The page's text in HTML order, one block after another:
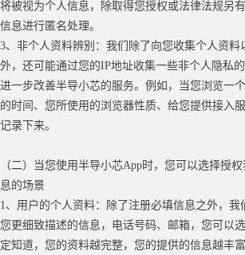
将被视为个人信息，除取得您授权或法律法规另
信息进行匿名处理。
3、非个人资料辨别：我们除了向您收集个人资料
外，还可能通过您的IP地址收集一些非个人隐私
进一步改善半导小芯的服务。例如，当您浏览一
的时间、您所使用的浏览器性质、给您提供接入
记录下来。
（二）当您使用半导小芯App时，您可以选择授
息的场景
1、用户的个人资料：除了注册必填信息之外，
您更细致描述的信息 ， 电话号码、邮箱，您可以
定知道，您的资料越完整，您的提供的信息越丰